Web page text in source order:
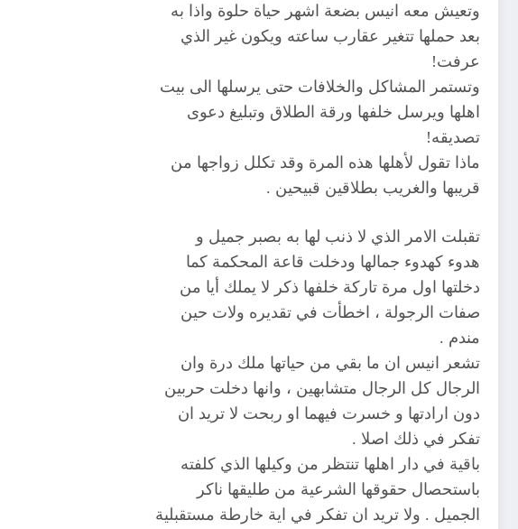
وتعيش معه انيس بضعة اشهر حياة حلوة واذا به
بعد حملها تتغير عقارب ساعته ويكون غير الذي
عرفت!
وتستمر المشاكل والخلافات حتى يرسلها الى بيت
اهلها ويرسل خلفها ورقة الطلاق وتبليغ دعوى
تصديقه!
ماذا تقول لأهلها هذه المرة وقد تكلل زواجها من
قريبها والغريب بطلاقين قبيحين .
تقبلت الامر الذي لا ذنب لها به بصبر جميل و
هدوء كهدوء جمالها ودخلت قاعة المحكمة كما
دخلتها اول مرة تاركة خلفها ذكر لا يملك أيا من
صفات الرجولة ، اخطأت في تقديره ولات حين
مندم .
تشعر انيس ان ما بقي من حياتها ملك درة وان
الرجال كل الرجال متشابهين ، وانها دخلت حربين
دون ارادتها و خسرت فيهما او ربحت لا تريد ان
تفكر في ذلك اصلا .
باقية في دار اهلها تنتظر من وكيلها الذي كلفته
باستحصال حقوقها الشرعية من طليقها ناكر
الجميل . ولا تريد ان تفكر في اية خارطة مستقبلية